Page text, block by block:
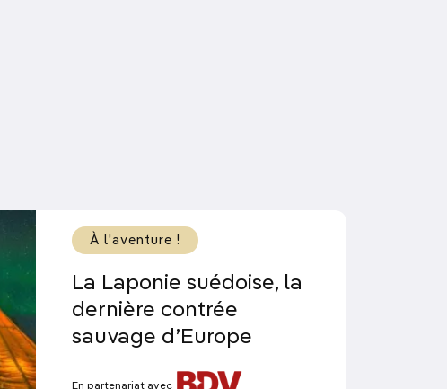
À l'aventure !
La Laponie suédoise, la
dernière contrée
sauvage d’Europe
En partenariat avec